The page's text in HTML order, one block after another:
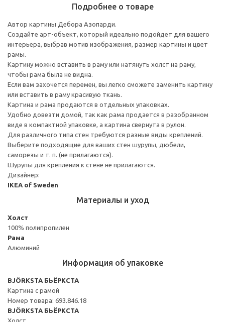
Подробнее о товаре
Автор картины Дебора Азопарди.
Создайте арт-объект, который идеально подойдет для вашего
интерьера, выбрав мотив изображения, размер картины и цвет
рамы.
Картину можно вставить в раму или натянуть холст на раму,
чтобы рама была не видна.
Если вам захочется перемен, вы легко сможете заменить картину
или вставить в раму красивую ткань.
Картина и рама продаются в отдельных упаковках.
Удобно довезти домой, так как рама продается в разобранном
виде в компактной упаковке, а картина свернута в рулон.
Для различного типа стен требуются разные виды креплений.
Выберите подходящие для ваших стен шурупы, дюбели,
саморезы и т. п. (не прилагаются).
Шурупы для крепления к стене не прилагаются.
Дизайнер:
IKEA of Sweden
Материалы и уход
Холст
100% полипропилен
Рама
Алюминий
Информация об упаковке
BJÖRKSTA БЬЁРКСТА
Картина с рамой
Номер товара: 693.846.18
BJÖRKSTA БЬЁРКСТА
Холст